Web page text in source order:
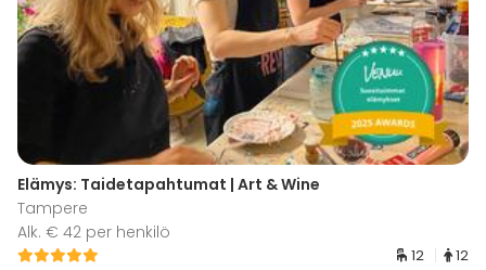
Elämys: Taidetapahtumat | Art & Wine
Tampere
Alk. € 42 per henkilö
12 12